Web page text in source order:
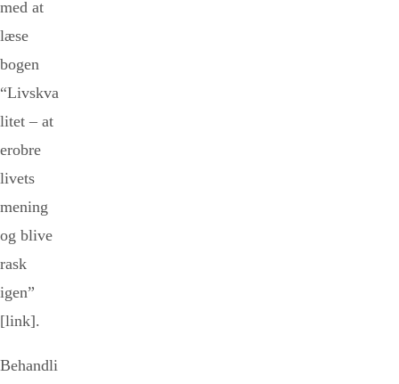
med at
læse
bogen
“Livskva
litet – at
erobre
livets
mening
og blive
rask
igen”
[link].
Behandli